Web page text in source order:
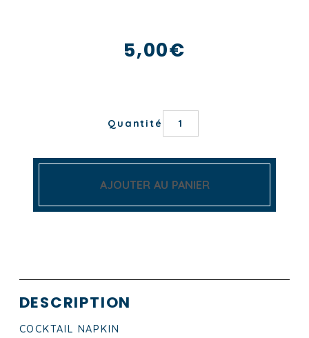
5,00€
Quantité
CERISES
AJOUTER AU PANIER
DESCRIPTION
COCKTAIL NAPKIN